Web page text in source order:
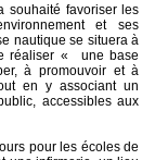
souhaité favoriser les
et ses
nautique se situera à
réaliser « une base
à promouvoir et à
en y associant un
accessibles aux
pour les écoles de